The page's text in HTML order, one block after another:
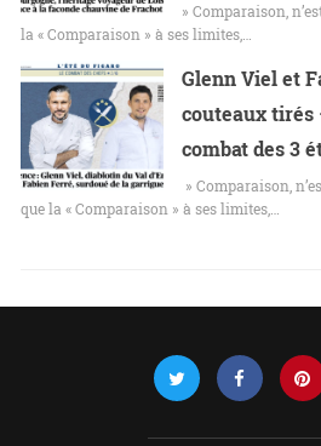
» Comparaison,
la « Comparaison » à ses limites,…
Glenn Viel et
couteaux tirés
combat des 3
» Comparaison,
que la « Comparaison » à ses limites,…